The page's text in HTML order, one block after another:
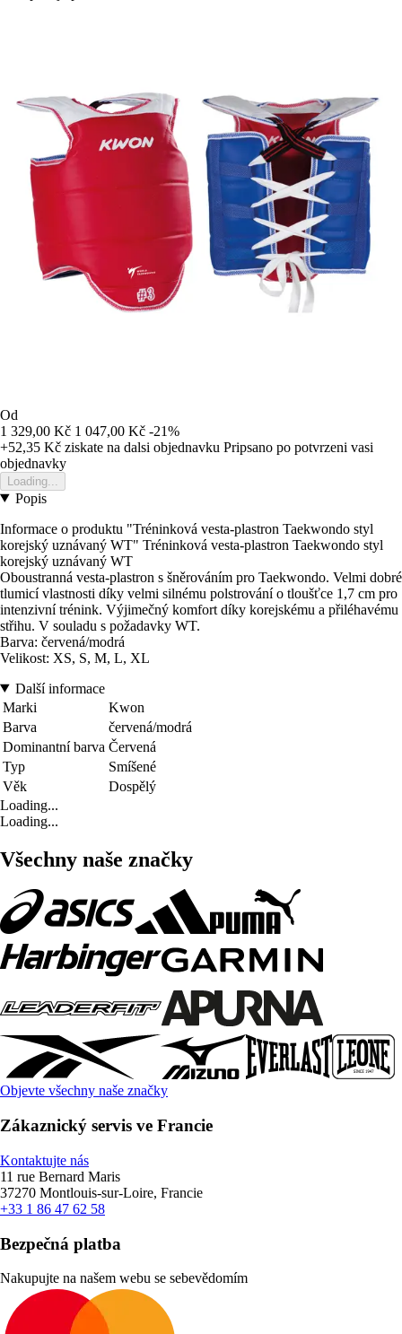
Od
1 329,00 Kč 1 047,00 Kč -21%
+52,35 Kč ziskate na dalsi objednavku Pripsano po potvrzeni vasi
objednavky
Loading...
Popis
Informace o produktu "Tréninková vesta-plastron Taekwondo styl
korejský uznávaný WT" Tréninková vesta-plastron Taekwondo styl
korejský uznávaný WT
Oboustranná vesta-plastron s šněrováním pro Taekwondo. Velmi dobré
tlumicí vlastnosti díky velmi silnému polstrování o tloušťce 1,7 cm pro
intenzivní trénink. Výjimečný komfort díky korejskému a přiléhavému
střihu. V souladu s požadavky WT.
Barva: červená/modrá
Velikost: XS, S, M, L, XL
Další informace
Marki
Kwon
Barva
červená/modrá
Dominantní barva Červená
Typ
Smíšené
Věk
Dospělý
Loading...
Loading...
Všechny naše značky
Objevte všechny naše značky
Zákaznický servis ve Francie
Kontaktujte nás
11 rue Bernard Maris
37270 Montlouis-sur-Loire, Francie
+33 1 86 47 62 58
Bezpečná platba
Nakupujte na našem webu se sebevědomím